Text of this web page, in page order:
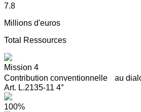
7.8
Millions d'euros
Total Ressources
Mission 4
Contribution conventionnelle au
Art. L.2135-11 4°
100%